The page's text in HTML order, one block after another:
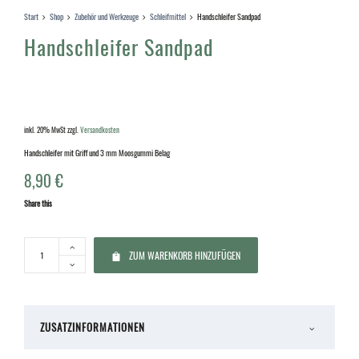
Start Shop Zubehör und Werkzeuge Schleifmittel Handschleifer Sandpad
Handschleifer Sandpad
inkl. 20% MwStzzgl.Versandkosten
Handschleifer mit Griff und 3 mm Moosgummi Belag
8,90€
ZUM WARENKORB HINZUFÜGEN
Share this
ZUSATZINFORMATIONEN